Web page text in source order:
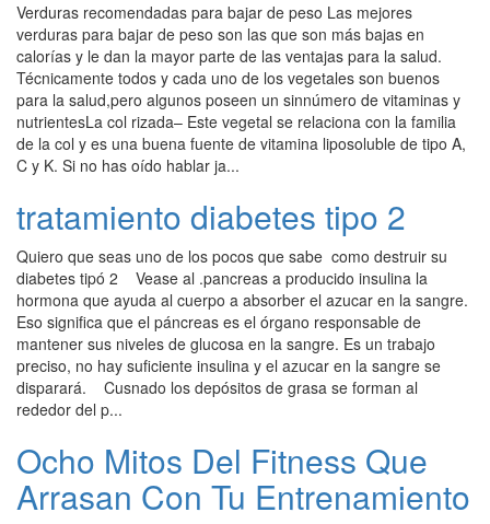
Verduras recomendadas para bajar de peso Las mejores
verduras para bajar de peso son las que son más bajas en
calorías y le dan la mayor parte de las ventajas para la salud.
Técnicamente todos y cada uno de los vegetales son buenos
para la salud,pero algunos poseen un sinnúmero de vitaminas y
nutrientesLa col rizada– Este vegetal se relaciona con la familia
de la col y es una buena fuente de vitamina liposoluble de tipo A,
C y K. Si no has oído hablar ja...
tratamiento diabetes tipo 2
Quiero que seas uno de los pocos que sabe como destruir su
diabetes tipó 2 Vease al .pancreas a producido insulina la
hormona que ayuda al cuerpo a absorber el azucar en la sangre.
Eso significa que el páncreas es el órgano responsable de
mantener sus niveles de glucosa en la sangre. Es un trabajo
preciso, no hay suficiente insulina y el azucar en la sangre se
disparará. Cusnado los depósitos de grasa se forman al
rededor del p...
Ocho Mitos Del Fitness Que
Arrasan Con Tu Entrenamiento